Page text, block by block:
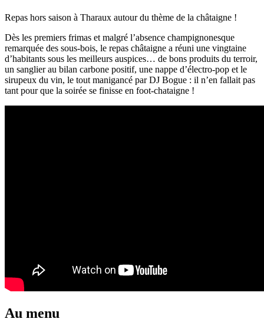
Repas hors saison à Tharaux autour du thème de la châtaigne !
Dès les premiers frimas et malgré l’absence champignonesque
remarquée des sous-bois, le repas châtaigne a réuni une vingtaine
d’habitants sous les meilleurs auspices… de bons produits du terroir,
un sanglier au bilan carbone positif, une nappe d’électro-pop et le
sirupeux du vin, le tout manigancé par DJ Bogue : il n’en fallait pas
tant pour que la soirée se finisse en foot-chataigne !
Au menu